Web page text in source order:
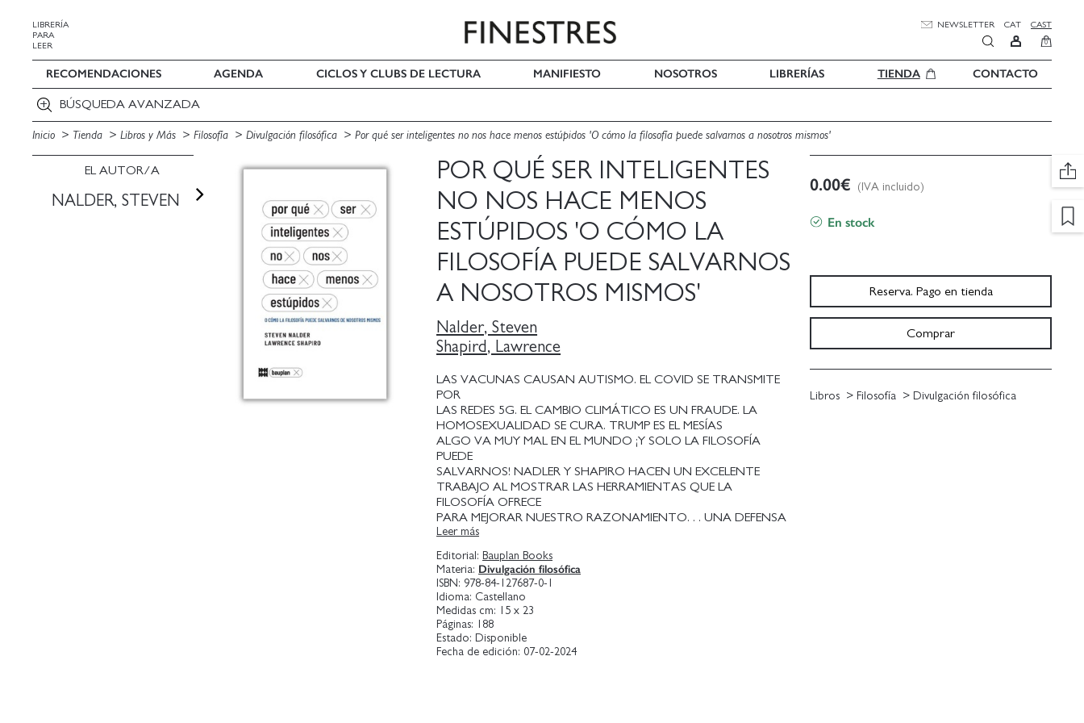
LIBRERÍA
PARA
LEER
NEWSLETTER CAT CAST
0
RECOMENDACIONES AGENDA CICLOS Y CLUBS DE LECTURA MANIFIESTO NOSOTROS LIBRERÍAS TIENDA CONTACTO
BÚSQUEDA AVANZADA
Inicio Tienda Libros y Más Filosofía Divulgación filosófica Por qué ser inteligentes no nos hace menos estúpidos 'O cómo la filosofía puede salvarnos a nosotros mismos'
EL AUTOR/A
NALDER, STEVEN
POR QUÉ SER INTELIGENTES
NO NOS HACE MENOS
ESTÚPIDOS 'O CÓMO LA
FILOSOFÍA PUEDE SALVARNOS
A NOSOTROS MISMOS'
Nalder, Steven
Shapird, Lawrence
LAS VACUNAS CAUSAN AUTISMO. EL COVID SE TRANSMITE
POR
LAS REDES 5G. EL CAMBIO CLIMÁTICO ES UN FRAUDE. LA
HOMOSEXUALIDAD SE CURA. TRUMP ES EL MESÍAS
ALGO VA MUY MAL EN EL MUNDO ¡Y SOLO LA FILOSOFÍA
PUEDE
SALVARNOS! NADLER Y SHAPIRO HACEN UN EXCELENTE
TRABAJO AL MOSTRAR LAS HERRAMIENTAS QUE LA
FILOSOFÍA OFRECE
PARA MEJORAR NUESTRO RAZONAMIENTO. . . UNA DEFENSA
SINCERA Y LÚCIDA DE UNA VISIÓN RAZONADA DE LA
Las teorías de la conspiración y la desinformación no son nuevas.
Este libro nos recuerda, a través de una
lectura ágil y accesible, que las mejores herramientas para
enfrentarnos a ellas tampoco lo son: son las de la
filosofía y su historia.
Steven Nadler y Lawrence Shapiro sostienen que no hay mejor
antídoto para combatir este tipo de
Leer más
Editorial: Bauplan Books
Materia: Divulgación filosófica
ISBN: 978-84-127687-0-1
Idioma: Castellano
Medidas cm: 15 x 23
Páginas: 188
Estado: Disponible
Fecha de edición: 07-02-2024
0.00€ (IVA incluido)
En stock
Reserva. Pago en tienda
Comprar
Libros Filosofía Divulgación filosófica